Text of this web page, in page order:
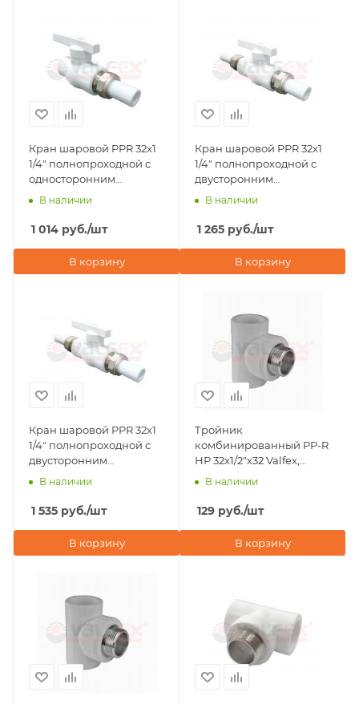
Кран шаровой PPR 32x1
1/4" полнопроходной с
односторонним
разъемным
белый
В наличии
1 014 руб./шт
В корзину
Кран шаровой PPR 32x1
1/4" полнопроходной с
двусторонним
разъемным
серый
В наличии
1 265 руб./шт
В корзину
Кран шаровой PPR 32x1
1/4" полнопроходной с
двусторонним
разъемным
белый
В наличии
1 535 руб./шт
В корзину
Тройник
комбинированный PP-R
НР 32х1/2"х32 Valfex,
серый
В наличии
129 руб./шт
В корзину